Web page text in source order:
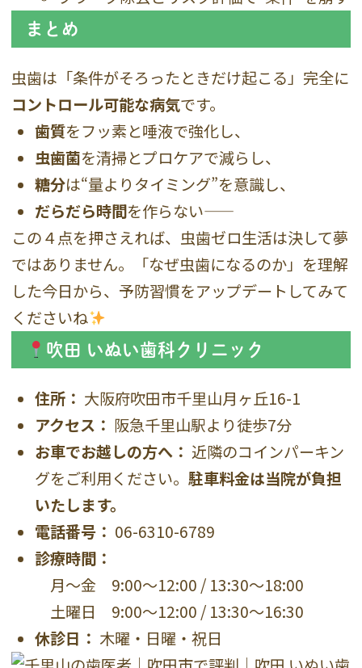
まとめ
虫歯は「条件がそろったときだけ起こる」完全に
コントロール可能な病気です。
歯質をフッ素と唾液で強化し、
虫歯菌を清掃とプロケアで減らし、
糖分は“量よりタイミング”を意識し、
だらだら時間を作らない——
この４点を押さえれば、虫歯ゼロ生活は決して夢
ではありません。「なぜ虫歯になるのか」を理解
した今日から、予防習慣をアップデートしてみて
くださいね
吹田 いぬい歯科クリニック
住所： 大阪府吹田市千里山月ヶ丘16-1
アクセス： 阪急千里山駅より徒歩7分
お車でお越しの方へ： 近隣のコインパーキン
グをご利用ください。駐車料金は当院が負担
いたします。
電話番号： 06-6310-6789
診療時間：
月〜金 9:00〜12:00 / 13:30〜18:00
土曜日 9:00〜12:00 / 13:30〜16:30
休診日： 木曜・日曜・祝日